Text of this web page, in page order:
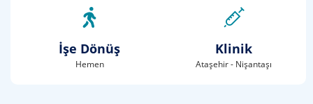
İşe Dönüş
Hemen
Klinik
Ataşehir - Nişantaşı